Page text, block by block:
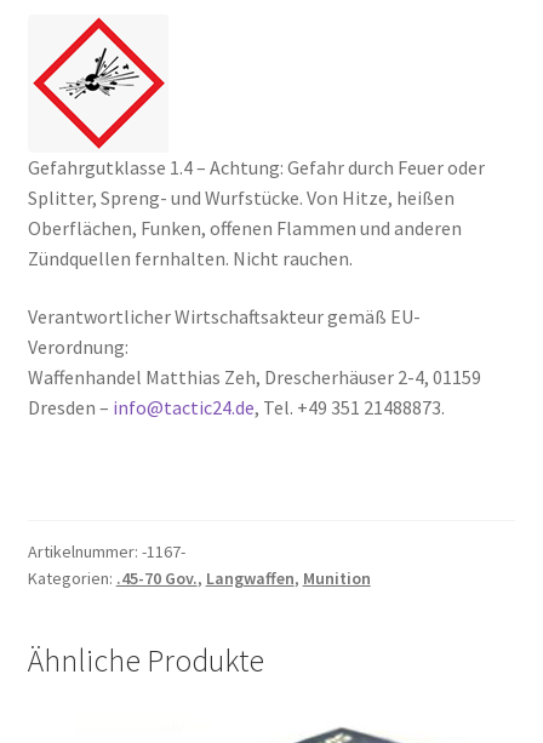
Gefahrgutklasse 1.4 – Achtung: Gefahr durch Feuer oder
Splitter, Spreng- und Wurfstücke. Von Hitze, heißen
Oberflächen, Funken, offenen Flammen und anderen
Zündquellen fernhalten. Nicht rauchen.
Verantwortlicher Wirtschaftsakteur gemäß EU-
Verordnung:
Waffenhandel Matthias Zeh, Drescherhäuser 2-4, 01159
Dresden – info@tactic24.de, Tel. +49 351 21488873.
Artikelnummer: -1167-
Kategorien: .45-70 Gov., Langwaffen, Munition
Ähnliche Produkte